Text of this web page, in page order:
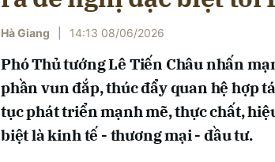
Hà Giang 14:13 08/06/2026
Phó Thủ tướng Lê Tiến Châu nhấn
phần vun đắp, thúc đẩy quan hệ hợp
tục phát triển mạnh mẽ, thực chất,
biệt là kinh tế - thương mại - đầu tư.